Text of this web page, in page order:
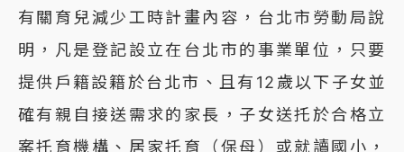
有關育兒減少工時計畫內容，台北市勞動局說
明，凡是登記設立在台北市的事業單位，只要
提供戶籍設籍於台北市、且有12歲以下子女並
確有親自接送需求的家長，子女送托於合格立
案托育機構、居家托育（保母）或就讀國小，